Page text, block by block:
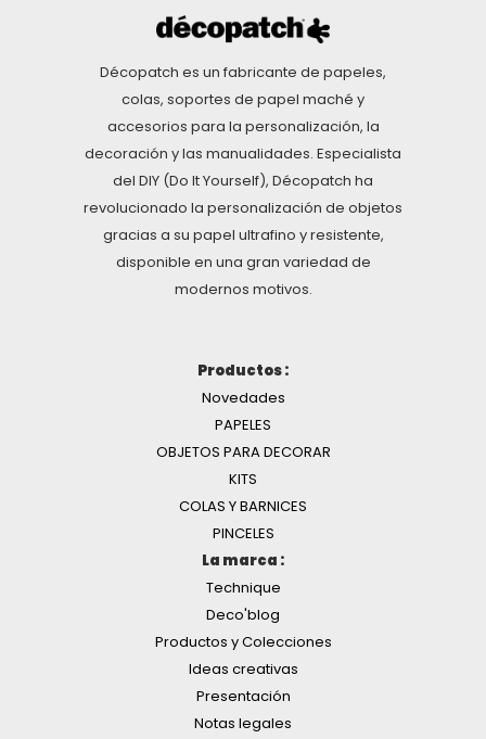
Décopatch es un fabricante de papeles,
colas, soportes de papel maché y
accesorios para la personalización, la
decoración y las manualidades. Especialista
del DIY (Do It Yourself), Décopatch ha
revolucionado la personalización de objetos
gracias a su papel ultrafino y resistente,
disponible en una gran variedad de
modernos motivos.
Productos :
Novedades
PAPELES
OBJETOS PARA DECORAR
KITS
COLAS Y BARNICES
PINCELES
La marca :
Technique
Deco'blog
Productos y Colecciones
Ideas creativas
Presentación
Notas legales